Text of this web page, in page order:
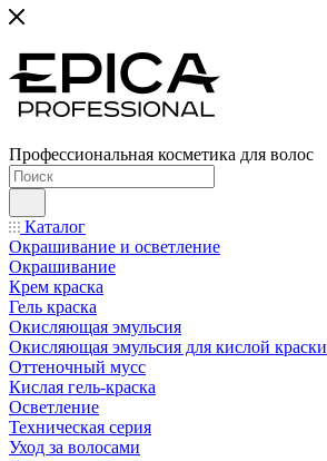
Профессиональная косметика для волос
Каталог
Окрашивание и осветление
Окрашивание
Крем краска
Гель краска
Окисляющая эмульсия
Окисляющая эмульсия для кислой краски
Оттеночный мусс
Кислая гель-краска
Осветление
Техническая серия
Уход за волосами